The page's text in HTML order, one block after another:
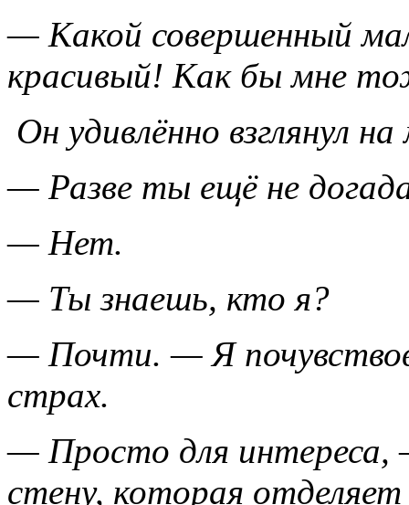
— Какой совершенный
красивый! Как бы мне
Он удивлённо взглянул
— Разве ты ещё не
— Нет.
— Ты знаешь, кто я?
— Почти. — Я
страх.
— Просто для интереса,
стену, которая